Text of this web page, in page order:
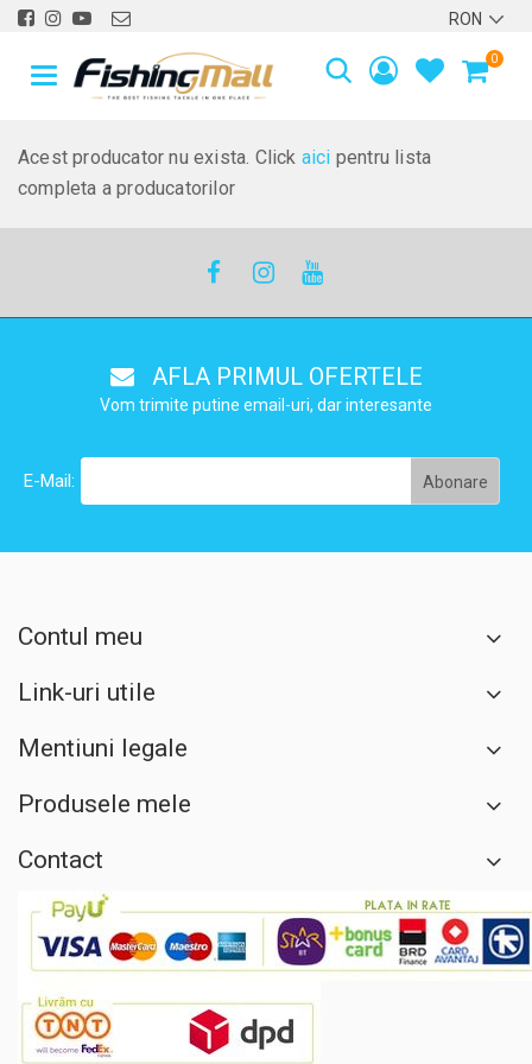
0
Acest producator nu exista. Click aici pentru lista
completa a producatorilor
AFLA PRIMUL OFERTELE
Vom trimite putine email-uri, dar interesante
E-Mail:
Contul meu
Link-uri utile
Mentiuni legale
Produsele mele
Contact